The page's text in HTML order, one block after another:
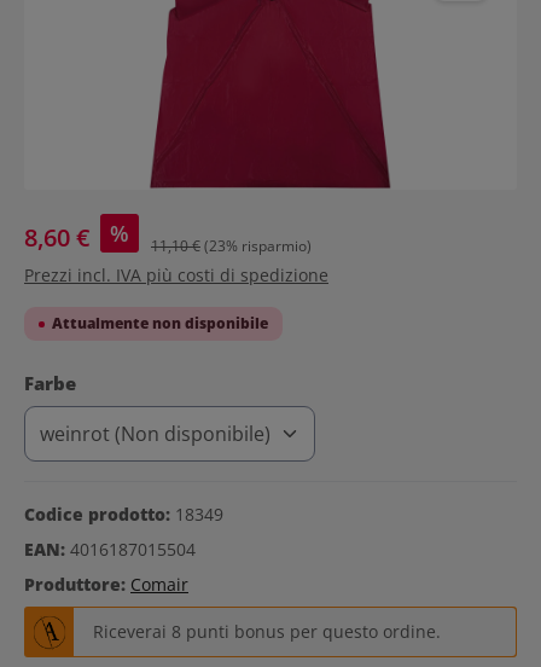
8,60 € % 11,10 €(23% risparmio)
Prezzi incl. IVA più costi di spedizione
Attualmente non disponibile
Seleziona
Farbe
Codice prodotto: 18349
EAN: 4016187015504
Produttore: Comair
Riceverai 8 punti bonus per questo ordine.